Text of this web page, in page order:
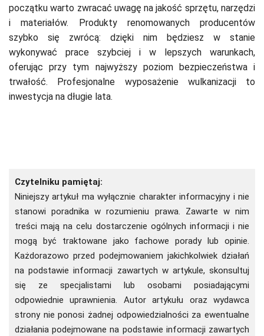
początku warto zwracać uwagę na jakość sprzętu, narzędzi
i materiałów. Produkty renomowanych producentów
szybko się zwrócą: dzięki nim będziesz w stanie
wykonywać prace szybciej i w lepszych warunkach,
oferując przy tym najwyższy poziom bezpieczeństwa i
trwałość. Profesjonalne wyposażenie wulkanizacji to
inwestycja na długie lata.
Czytelniku pamiętaj:
Niniejszy artykuł ma wyłącznie charakter informacyjny i nie
stanowi poradnika w rozumieniu prawa. Zawarte w nim
treści mają na celu dostarczenie ogólnych informacji i nie
mogą być traktowane jako fachowe porady lub opinie.
Każdorazowo przed podejmowaniem jakichkolwiek działań
na podstawie informacji zawartych w artykule, skonsultuj
się ze specjalistami lub osobami posiadającymi
odpowiednie uprawnienia. Autor artykułu oraz wydawca
strony nie ponosi żadnej odpowiedzialności za ewentualne
działania podejmowane na podstawie informacji zawartych